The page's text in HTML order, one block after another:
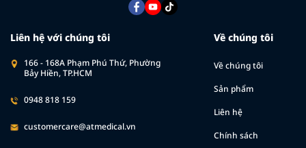
Liên hệ với chúng tôi
166 - 168A Phạm Phú Thứ, Phường
Bảy Hiền, TP.HCM
0948 818 159
customercare@atmedical.vn
Về chúng tôi
Về chúng tôi
Sản phẩm
Liên hệ
Chính sách